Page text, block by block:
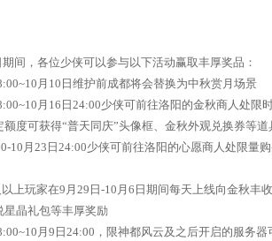
间，各位少侠可以参与以下活动赢取丰厚奖品：
月10日维护前成都将会替换为中秋赏月场景
月16日24:00少侠可前往洛阳的金秋商人处限
度可获得“普天同庆”头像框、金秋外观兑换券等道
月23日24:00少侠可前往洛阳的心愿商人处限量
上玩家在9月29日-10月6日期间每天上线向金秋丰
星晶礼包等丰厚奖励
月9日24:00，限神都风云及之后开启的服务器